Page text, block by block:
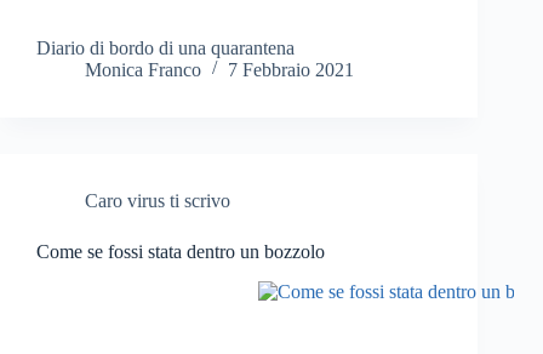
Diario di bordo di una quarantena
Monica Franco
7 Febbraio 2021
Caro virus ti scrivo
Come se fossi stata dentro un bozzolo